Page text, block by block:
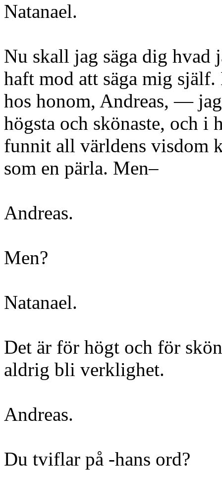
Natanael.
Nu skall jag säga dig hvad
haft mod att säga mig
hos honom, Andreas, —
högsta och skönaste, och i
funnit all världens visdom
som en pärla. Men–
Andreas.
Men?
Natanael.
Det är för högt och för
aldrig bli verklighet.
Andreas.
Du tviflar på -hans ord?